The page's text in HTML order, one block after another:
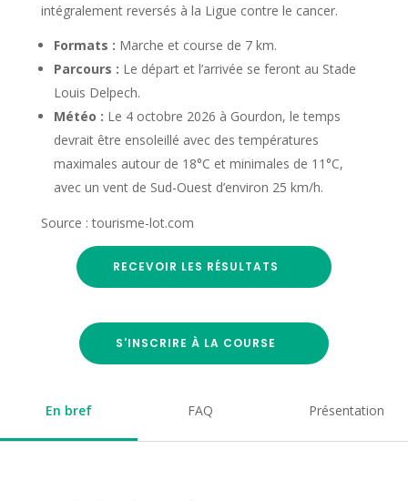
intégralement reversés à la Ligue contre le cancer.
Formats : Marche et course de 7 km.
Parcours : Le départ et l’arrivée se feront au Stade
Louis Delpech.
Météo : Le 4 octobre 2026 à Gourdon, le temps
devrait être ensoleillé avec des températures
maximales autour de 18°C et minimales de 11°C,
avec un vent de Sud-Ouest d’environ 25 km/h.
Source : tourisme-lot.com
RECEVOIR LES RÉSULTATS
S'INSCRIRE À LA COURSE
En bref FAQ Présentation